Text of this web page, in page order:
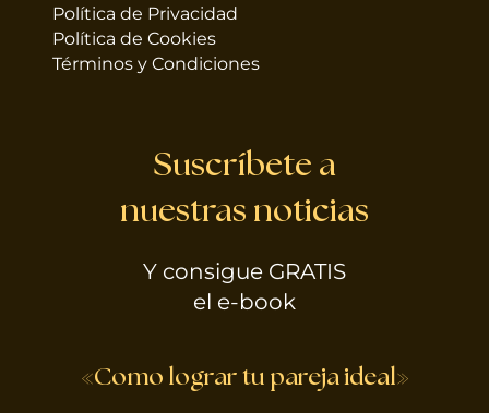
Política de Privacidad
Política de Cookies
Términos y Condiciones
Suscríbete a
nuestras noticias
Y consigue GRATIS
el e-book
«Como lograr tu pareja ideal»